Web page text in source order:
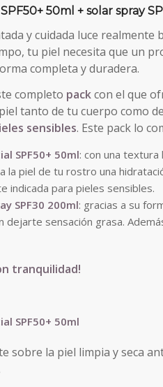
50ml + solar spray
y cuidada luce realmente
tu piel necesita que un
completa y duradera.
completo packcon el que
tanto de tu cuerpo como
sensibles. Este pack lo
SPF50+ 50ml: con una
la piel de tu rostro una
indicada para pieles sensibles.
SPF30 200ml: gracias a su
dejarte sensación grasa.
tranquilidad!
SPF50+ 50ml
sobre la piel limpia y seca